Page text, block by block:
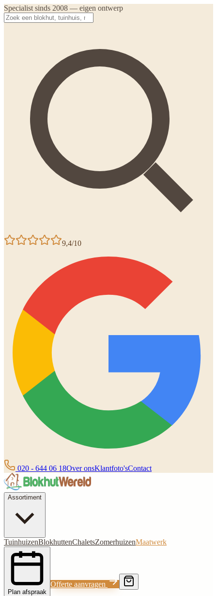
Specialist sinds 2008 — eigen ontwerp
9,4/10
020 - 644 06 18Over onsKlantfoto'sContact
Assortiment
TuinhuizenBlokhuttenChaletsZomerhuizenMaatwerk
Plan afspraak
Offerte aanvragen